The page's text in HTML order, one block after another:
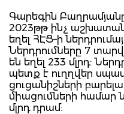
Գարեգին
2023թթ ինչ
եղել ՀԷՑ–ի
Ներդրումները 7
են եղել 233 մլրդ:
պետք է ուղղվեր
ցուցանիշների
միացումների համար
մլրդ դրամ: